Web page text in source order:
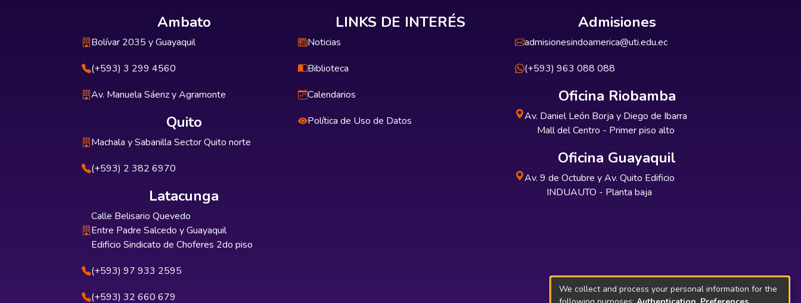
Ambato
Bolívar 2035 y Guayaquil
(+593) 3 299 4560
Av. Manuela Sáenz y Agramonte
Quito
Machala y Sabanilla Sector Quito norte
(+593) 2 382 6970
Latacunga
Calle Belisario Quevedo
Entre Padre Salcedo y Guayaquil
Edificio Sindicato de Choferes 2do piso
(+593) 97 933 2595
(+593) 32 660 679
LINKS DE INTERÉS
Noticias
Biblioteca
Calendarios
Política de Uso de Datos
Admisiones
admisionesindoamerica@uti.edu.ec
(+593) 963 088 088
Oficina Riobamba
Av. Daniel León Borja y Diego de Ibarra
Mall del Centro - Primer piso alto
Oficina Guayaquil
Av. 9 de Octubre y Av. Quito Edificio
INDUAUTO - Planta baja
We collect and process your personal information for the